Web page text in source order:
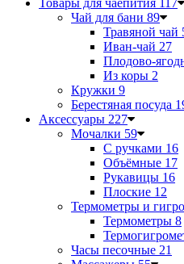
Товары для чаепития 117
Чай для бани 89
Травяной чай
Иван-чай 27
Плодово-
Из коры 2
Кружки 9
Берестяная посуда
Аксессуары 227
Мочалки 59
С ручками 16
Объёмные 17
Рукавицы 16
Плоские 12
Термометры и
Термометры 8
Часы песочные 21